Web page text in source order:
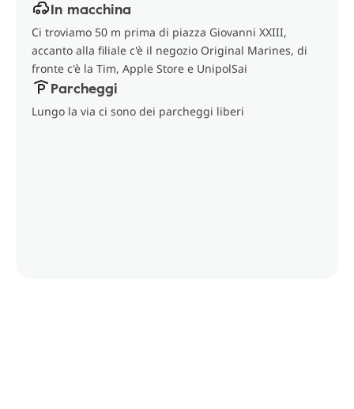
In macchina
Ci troviamo 50 m prima di piazza Giovanni XXIII,
accanto alla filiale c'è il negozio Original Marines, di
fronte c'è la Tim, Apple Store e UnipolSai
Parcheggi
Lungo la via ci sono dei parcheggi liberi